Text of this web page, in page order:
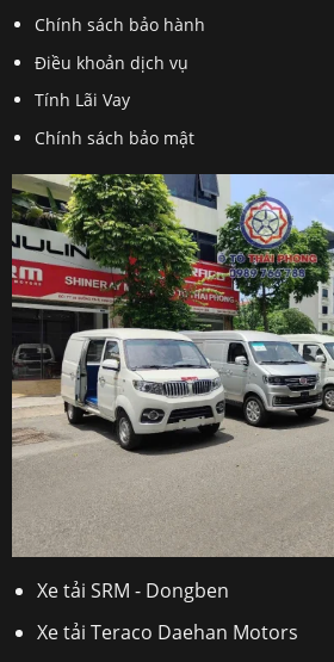
Chính sách bảo hành
Điều khoản dịch vụ
Tính Lãi Vay
Chính sách bảo mật
Xe tải SRM - Dongben
Xe tải Teraco Daehan Motors